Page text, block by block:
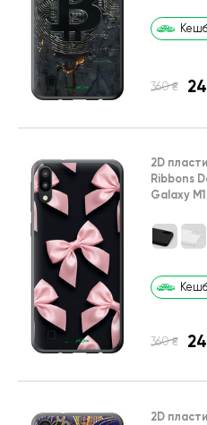
360 ₴
2D
Ribbons
Galaxy
360 ₴
2D